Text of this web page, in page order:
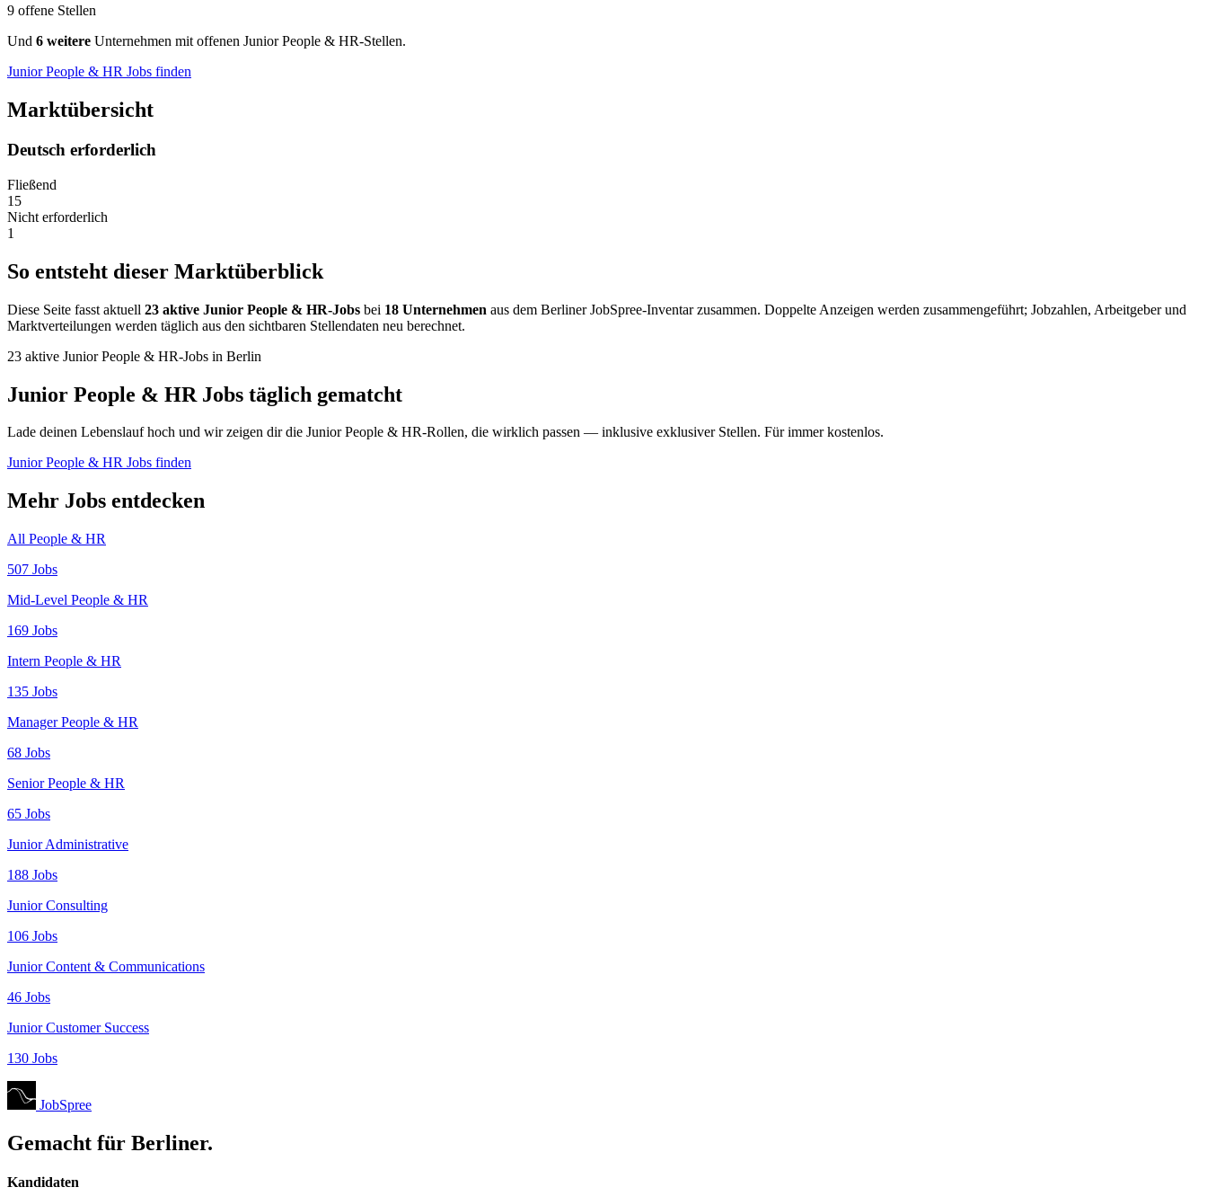
9 offene Stellen
Und 6 weitere Unternehmen mit offenen Junior People & HR-Stellen.
Junior People & HR Jobs finden
Marktübersicht
Deutsch erforderlich
Fließend
15
Nicht erforderlich
1
So entsteht dieser Marktüberblick
Diese Seite fasst aktuell 23 aktive Junior People & HR-Jobs bei 18 Unternehmen aus dem Berliner JobSpree-Inventar zusammen. Doppelte Anzeigen werden zusammengeführt; Jobzahlen, Arbeitgeber und
Marktverteilungen werden täglich aus den sichtbaren Stellendaten neu berechnet.
23 aktive Junior People & HR-Jobs in Berlin
Junior People & HR Jobs täglich gematcht
Lade deinen Lebenslauf hoch und wir zeigen dir die Junior People & HR-Rollen, die wirklich passen — inklusive exklusiver Stellen. Für immer kostenlos.
Junior People & HR Jobs finden
Mehr Jobs entdecken
All People & HR
507 Jobs
Mid-Level People & HR
169 Jobs
Intern People & HR
135 Jobs
Manager People & HR
68 Jobs
Senior People & HR
65 Jobs
Junior Administrative
188 Jobs
Junior Consulting
106 Jobs
Junior Content & Communications
46 Jobs
Junior Customer Success
130 Jobs
JobSpree
Gemacht für Berliner.
Kandidaten